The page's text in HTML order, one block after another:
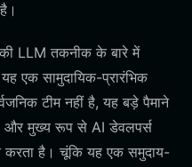
LLM तकनीक के बारे में
एक सामुदायिक-प्रारंभिक
टीम नहीं है, यह बड़े पैमाने
और मुख्य रूप से AI डेवलपर्स
करता है। चूंकि यह एक समुदाय-